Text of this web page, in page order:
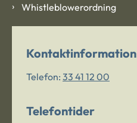
Whistleblowerordning
Kontaktinformation
Telefon: 33 41 12 00
Telefontider